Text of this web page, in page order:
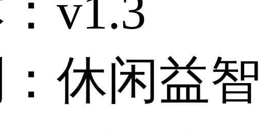
v1.3
休闲益智